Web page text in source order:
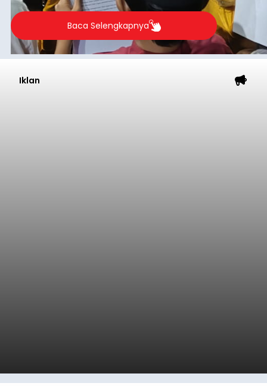
Baca Selengkapnya
Iklan